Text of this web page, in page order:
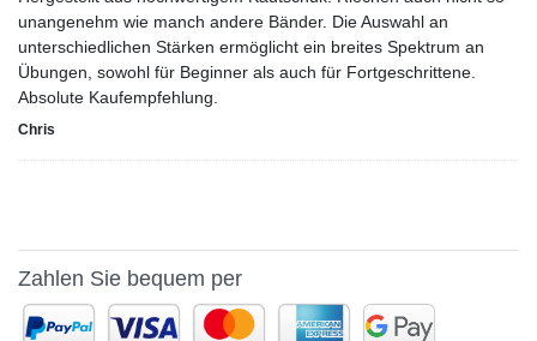
unangenehm wie manch andere Bänder. Die Auswahl an
unterschiedlichen Stärken ermöglicht ein breites Spektrum an
Übungen, sowohl für Beginner als auch für Fortgeschrittene.
Absolute Kaufempfehlung.
Chris
Zahlen Sie bequem per